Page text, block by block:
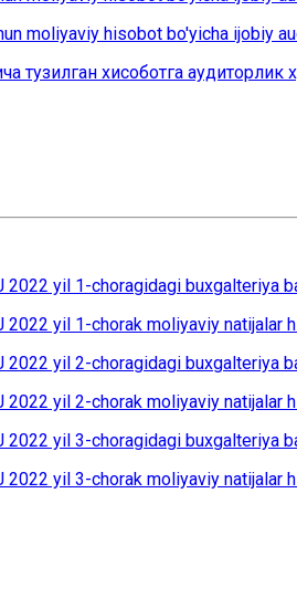
moliyaviy hisobot bo'yicha ijobiy
тузилган хисоботга аудиторлик
2022 yil 1-choragidagi buxgalteriya
2022 yil 1-chorak moliyaviy natijalar
2022 yil 2-choragidagi buxgalteriya
2022 yil 2-chorak moliyaviy natijalar
2022 yil 3-choragidagi buxgalteriya
2022 yil 3-chorak moliyaviy natijalar